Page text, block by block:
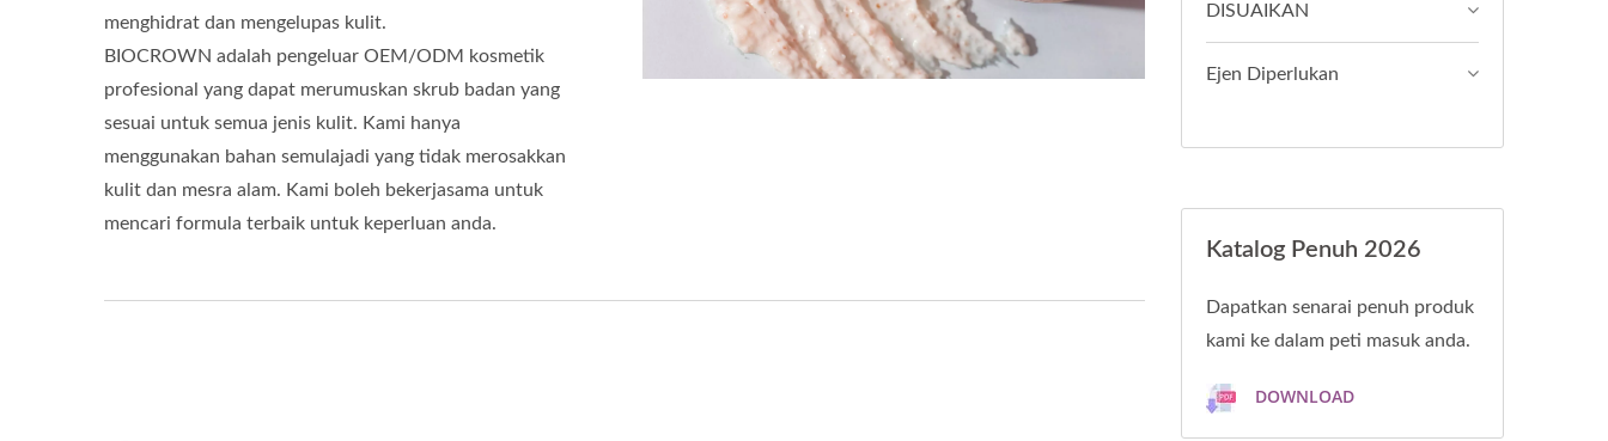
menghidrat dan mengelupas kulit.
BIOCROWN adalah pengeluar OEM/ODM kosmetik
profesional yang dapat merumuskan skrub badan yang
sesuai untuk semua jenis kulit. Kami hanya
menggunakan bahan semulajadi yang tidak merosakkan
kulit dan mesra alam. Kami boleh bekerjasama untuk
mencari formula terbaik untuk keperluan anda.
DISUAIKAN
Ejen Diperlukan
Katalog Penuh 2026
Dapatkan senarai penuh produk
kami ke dalam peti masuk anda.
DOWNLOAD